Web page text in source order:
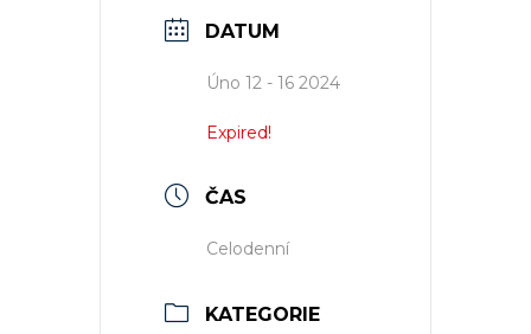
DATUM
Úno 12 - 16 2024
Expired!
ČAS
Celodenní
KATEGORIE